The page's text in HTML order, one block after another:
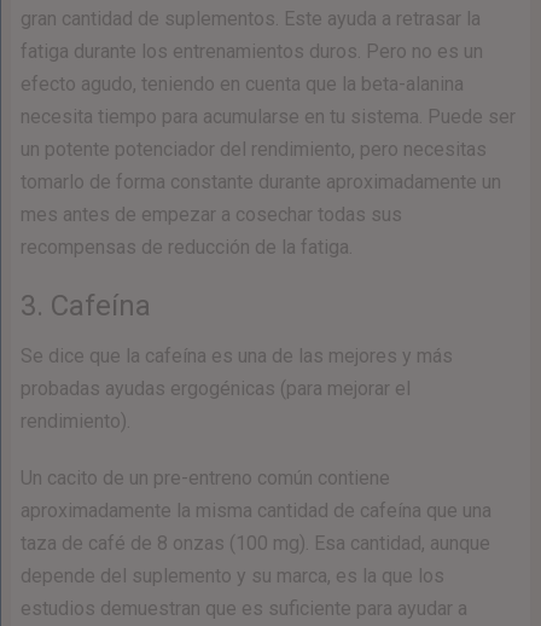
gran cantidad de suplementos. Este ayuda a retrasar la
fatiga durante los entrenamientos duros. Pero no es un
efecto agudo, teniendo en cuenta que la beta-alanina
necesita tiempo para acumularse en tu sistema. Puede ser
un potente potenciador del rendimiento, pero necesitas
tomarlo de forma constante durante aproximadamente un
mes antes de empezar a cosechar todas sus
recompensas de reducción de la fatiga.
3. Cafeína
Se dice que la cafeína es una de las mejores y más
probadas ayudas ergogénicas (para mejorar el
rendimiento).
Un cacito de un pre-entreno común contiene
aproximadamente la misma cantidad de cafeína que una
taza de café de 8 onzas (100 mg). Esa cantidad, aunque
depende del suplemento y su marca, es la que los
estudios demuestran que es suficiente para ayudar a